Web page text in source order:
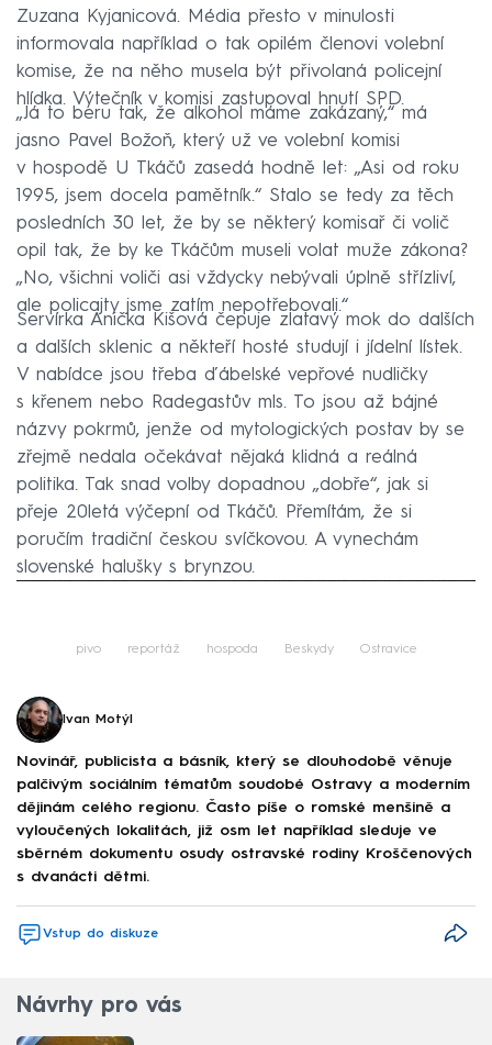
Zuzana Kyjanicová. Média přesto v minulosti
informovala například o tak opilém členovi volební
komise, že na něho musela být přivolaná policejní
hlídka. Výtečník v komisi zastupoval hnutí SPD.
„Já to beru tak, že alkohol máme zakázaný,“ má
jasno Pavel Božoň, který už ve volební komisi
v hospodě U Tkáčů zasedá hodně let: „Asi od roku
1995, jsem docela pamětník.“ Stalo se tedy za těch
posledních 30 let, že by se některý komisař či volič
opil tak, že by ke Tkáčům museli volat muže zákona?
„No, všichni voliči asi vždycky nebývali úplně střízliví,
ale policajty jsme zatím nepotřebovali.“
Servírka Anička Kišová čepuje zlatavý mok do dalších
a dalších sklenic a někteří hosté studují i jídelní lístek.
V nabídce jsou třeba ďábelské vepřové nudličky
s křenem nebo Radegastův mls. To jsou až bájné
názvy pokrmů, jenže od mytologických postav by se
zřejmě nedala očekávat nějaká klidná a reálná
politika. Tak snad volby dopadnou „dobře“, jak si
přeje 20letá výčepní od Tkáčů. Přemítám, že si
poručím tradiční českou svíčkovou. A vynechám
slovenské halušky s brynzou.
pivo reportáž hospoda Beskydy Ostravice
Ivan Motýl
Novinář, publicista a básník, který se dlouhodobě věnuje
palčivým sociálním tématům soudobé Ostravy a moderním
dějinám celého regionu. Často píše o romské menšině a
vyloučených lokalitách, již osm let například sleduje ve
sběrném dokumentu osudy ostravské rodiny Kroščenových
s dvanácti dětmi.
Vstup do diskuze
Návrhy pro vás